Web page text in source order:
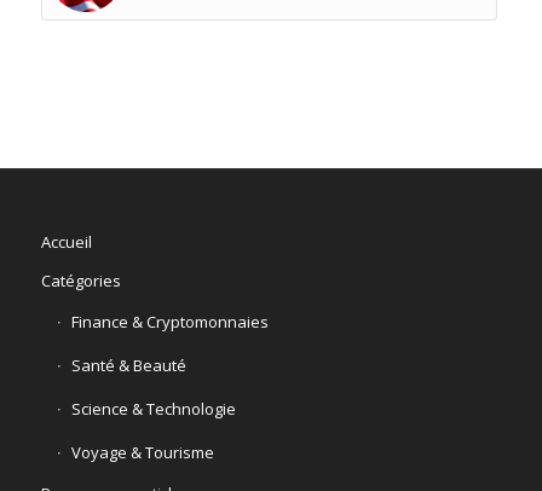
Accueil
Catégories
Finance & Cryptomonnaies
Santé & Beauté
Science & Technologie
Voyage & Tourisme